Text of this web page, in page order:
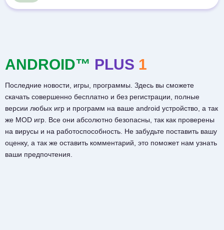
ANDROID™ PLUS 1
Последние новости, игры, программы. Здесь вы сможете
скачать совершенно бесплатно и без регистрации, полные
версии любых игр и программ на ваше android устройство, а так
же MOD игр. Все они абсолютно безопасны, так как проверены
на вирусы и на работоспособность. Не забудьте поставить вашу
оценку, а так же оставить комментарий, это поможет нам узнать
ваши предпочтения.